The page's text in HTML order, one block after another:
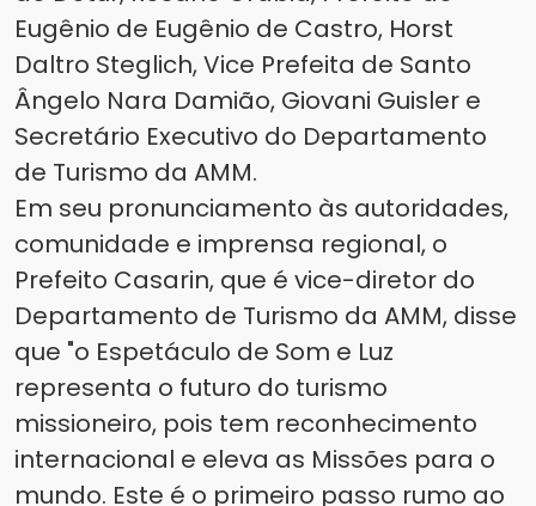
Eugênio de Eugênio de Castro, Horst
Daltro Steglich, Vice Prefeita de Santo
Ângelo Nara Damião, Giovani Guisler e
Secretário Executivo do Departamento
de Turismo da AMM.
Em seu pronunciamento às autoridades,
comunidade e imprensa regional, o
Prefeito Casarin, que é vice-diretor do
Departamento de Turismo da AMM, disse
que "o Espetáculo de Som e Luz
representa o futuro do turismo
missioneiro, pois tem reconhecimento
internacional e eleva as Missões para o
mundo. Este é o primeiro passo rumo ao